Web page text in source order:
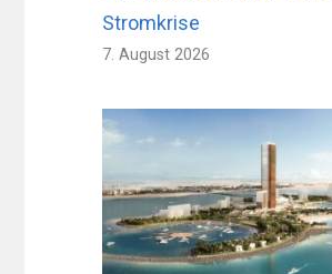
Stromkrise
7. August 2026